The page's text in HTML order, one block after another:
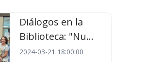
Diálogos en la
Biblioteca: "Nu...
2024-03-21 18:00:00